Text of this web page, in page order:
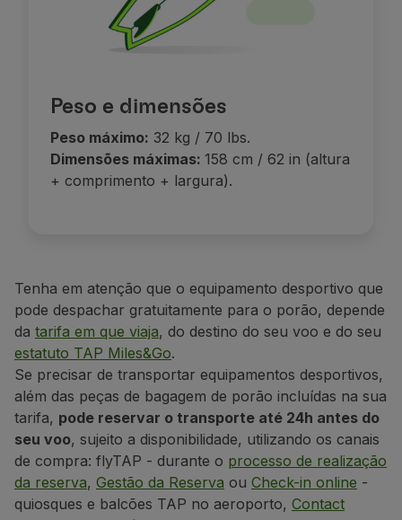
Peso e dimensões
Peso máximo: 32 kg / 70 lbs.
Dimensões máximas: 158 cm / 62 in (altura
+ comprimento + largura).
Tenha em atenção que o equipamento desportivo que
pode despachar gratuitamente para o porão, depende
da tarifa em que viaja, do destino do seu voo e do seu
estatuto TAP Miles&Go.
Se precisar de transportar equipamentos desportivos,
além das peças de bagagem de porão incluídas na sua
tarifa, pode reservar o transporte até 24h antes do
seu voo, sujeito a disponibilidade, utilizando os canais
de compra: flyTAP - durante o processo de realização
da reserva, Gestão da Reserva ou Check-in online -
quiosques e balcões TAP no aeroporto, Contact